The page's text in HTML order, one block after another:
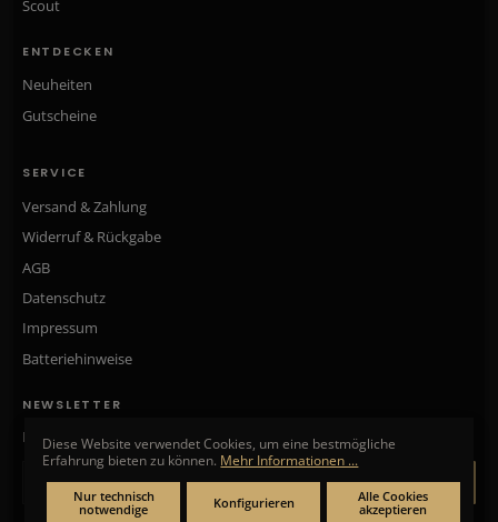
Scout
ENTDECKEN
Neuheiten
Gutscheine
SERVICE
Versand & Zahlung
Widerruf & Rückgabe
AGB
Datenschutz
Impressum
Batteriehinweise
NEWSLETTER
Neue Kollektionen, exklusive Angebote & Aktionen direkt in Ihr Postfach.
ANMELDEN
Diese Website verwendet Cookies, um eine bestmögliche
Erfahrung bieten zu können. Mehr Informationen ...
Nur technisch
notwendige
Konfigurieren
Alle Cookies
akzeptieren